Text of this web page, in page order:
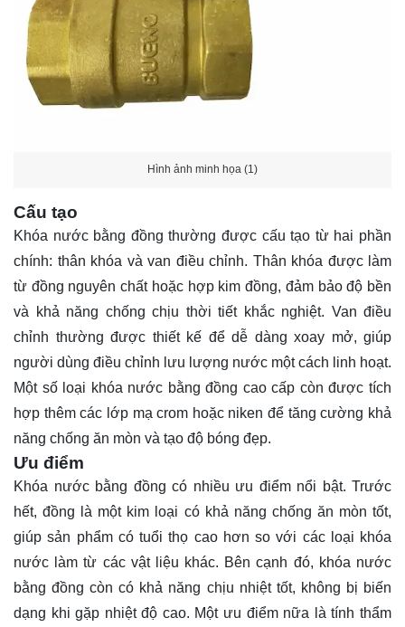
Hình ảnh minh họa (1)
Cấu tạo
Khóa nước bằng đồng thường được cấu tạo từ hai phần
chính: thân khóa và van điều chỉnh. Thân khóa được làm
từ đồng nguyên chất hoặc hợp kim đồng, đảm bảo độ bền
và khả năng chống chịu thời tiết khắc nghiệt. Van điều
chỉnh thường được thiết kế để dễ dàng xoay mở, giúp
người dùng điều chỉnh lưu lượng nước một cách linh hoạt.
Một số loại khóa nước bằng đồng cao cấp còn được tích
hợp thêm các lớp mạ crom hoặc niken để tăng cường khả
năng chống ăn mòn và tạo độ bóng đẹp.
Ưu điểm
Khóa nước bằng đồng có nhiều ưu điểm nổi bật. Trước
hết, đồng là một kim loại có khả năng chống ăn mòn tốt,
giúp sản phẩm có tuổi thọ cao hơn so với các loại khóa
nước làm từ các vật liệu khác. Bên cạnh đó, khóa nước
bằng đồng còn có khả năng chịu nhiệt tốt, không bị biến
dạng khi gặp nhiệt độ cao. Một ưu điểm nữa là tính thẩm